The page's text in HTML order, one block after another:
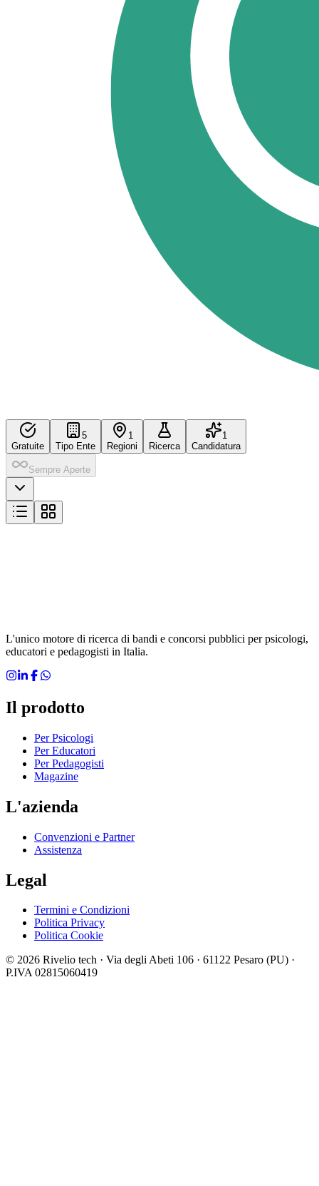
Gratuite
5
Tipo Ente
1
Regioni
Ricerca
1
Candidatura
Sempre Aperte
L'unico motore di ricerca di bandi e concorsi pubblici per psicologi,
educatori e pedagogisti in Italia.
Il prodotto
Per Psicologi
Per Educatori
Per Pedagogisti
Magazine
L'azienda
Convenzioni e Partner
Assistenza
Legal
Termini e Condizioni
Politica Privacy
Politica Cookie
© 2026 Rivelio tech · Via degli Abeti 106 · 61122 Pesaro (PU) ·
P.IVA 02815060419